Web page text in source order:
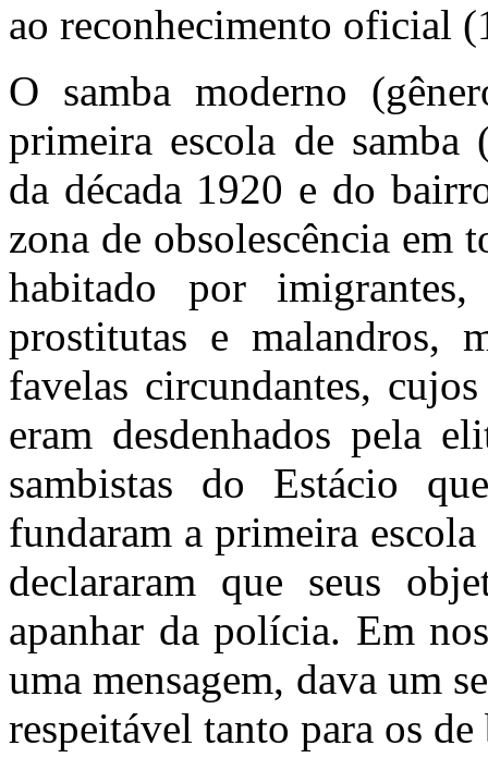
ao reconhecimento oficial
O samba moderno
primeira escola de
da década 1920 e do
zona de obsolescência em
habitado por imigrantes,
prostitutas e malandros,
favelas circundantes,
eram desdenhados pela
sambistas do Estácio
fundaram a primeira
declararam que seus
apanhar da polícia. Em
uma mensagem, dava um
respeitável tanto para os